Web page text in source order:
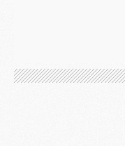
Club- [MAJ] Ndjantou et
Mercato- L'étonnante
- Ancelotti fait